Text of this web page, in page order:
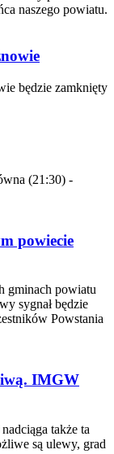
naszego powiatu.
będzie zamknięty
(21:30) -
powiecie
gminach powiatu
sygnał będzie
Powstania
IMGW
także ta
są ulewy, grad